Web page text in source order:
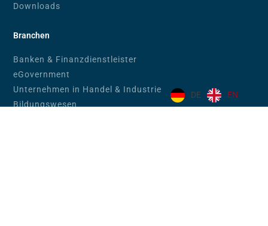
Downloads
Branchen
Banken & Finanzdienstleister
eGovernment
Unternehmen in Handel & Industrie
Bildungswesen
DE EN